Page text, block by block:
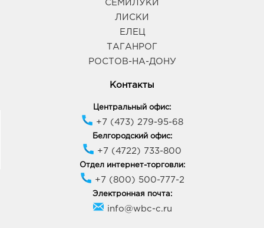
СЕМИЛУКИ
ЛИСКИ
ЕЛЕЦ
ТАГАНРОГ
РОСТОВ-НА-ДОНУ
Контакты
Центральный офис:
+7 (473) 279-95-68
Белгородский офис:
+7 (4722) 733-800
Отдел интернет-торговли:
+7 (800) 500-777-2
Электронная почта:
info@wbc-c.ru